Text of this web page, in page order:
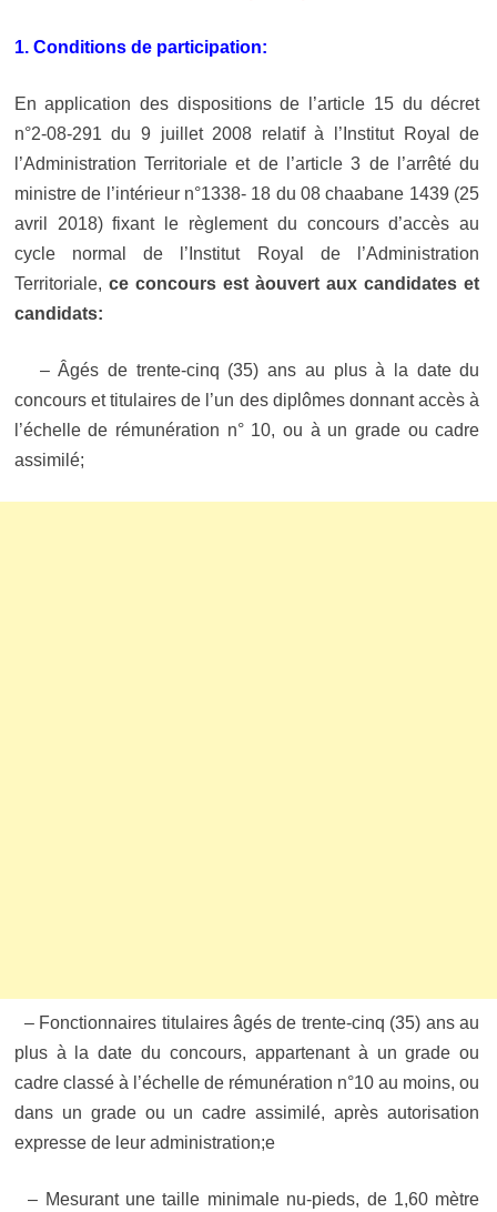
1. Conditions de participation:
En application des dispositions de l’article 15 du décret
n°2-08-291 du 9 juillet 2008 relatif à l’Institut Royal de
l’Administration Territoriale et de l’article 3 de l’arrêté du
ministre de l’intérieur n°1338- 18 du 08 chaabane 1439 (25
avril 2018) fixant le règlement du concours d’accèsau
cycle normal de l’Institut Royal de l’Administration
Territoriale, ce concours est àouvert aux candidates et
candidats:
– Âgés de trente-cinq (35) ans au plus à la date du
concours et titulaires de l’un des diplômes donnant accès à
l’échelle de rémunération n° 10, ou à un grade ou cadre
assimilé;
– Fonctionnaires titulaires âgés de trente-cinq (35) ans au
plus à la date du concours, appartenant à un grade ou
cadre classé à l’échelle de rémunération n°10 au moins, ou
dans un grade ou un cadre assimilé, après autorisation
expresse de leur administration;e
– Mesurant une taille minimale nu-pieds, de 1,60 mètre